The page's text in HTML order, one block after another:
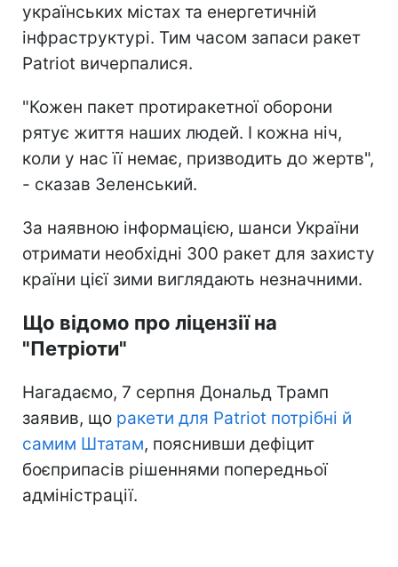
українських містах та енергетичній
інфраструктурі. Тим часом запаси ракет
Patriot вичерпалися.
"Кожен пакет протиракетної оборони
рятує життя наших людей. І кожна ніч,
коли у нас її немає, призводить до жертв",
- сказав Зеленський.
За наявною інформацією, шанси України
отримати необхідні 300 ракет для захисту
країни цієї зими виглядають незначними.
Що відомо про ліцензії на
"Петріоти"
Нагадаємо, 7 серпня Дональд Трамп
заявив, що ракети для Patriot потрібні й
самим Штатам, пояснивши дефіцит
боєприпасів рішеннями попередньої
адміністрації.